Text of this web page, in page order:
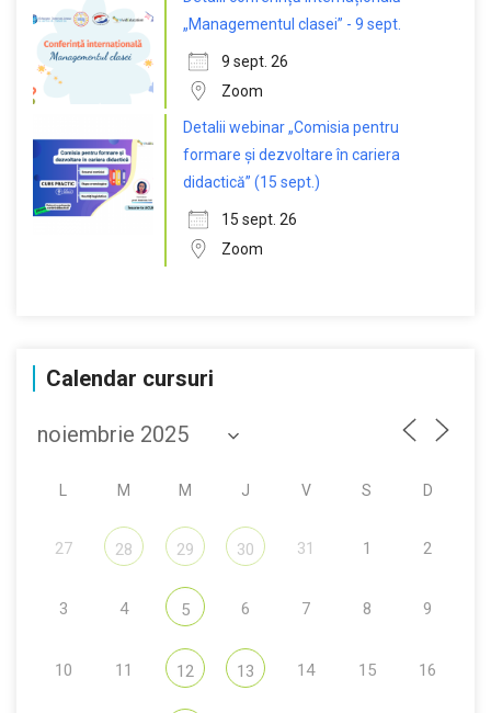
„Managementul clasei” - 9 sept.
9 sept. 26
Zoom
Detalii webinar „Comisia pentru
formare și dezvoltare în cariera
didactică” (15 sept.)
15 sept. 26
Zoom
Calendar cursuri
M M J V S D
27 28 29 30 31 1 2
3 4 5 6 7 8 9
10 11 12 13 14 15 16